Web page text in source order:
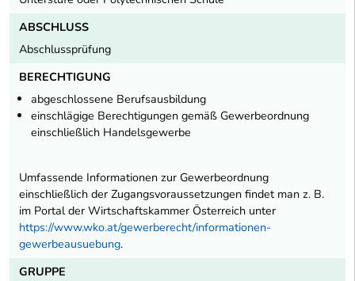
ABSCHLUSS
Abschlussprüfung
BERECHTIGUNG
abgeschlossene Berufsausbildung
einschlägige Berechtigungen gemäß Gewerbeordnung
einschließlich Handelsgewerbe
Umfassende Informationen zur Gewerbeordnung
einschließlich der Zugangsvoraussetzungen findet man z. B.
im Portal der Wirtschaftskammer Österreich unter
https://www.wko.at/gewerberecht/informationen-
gewerbeausuebung.
GRUPPE